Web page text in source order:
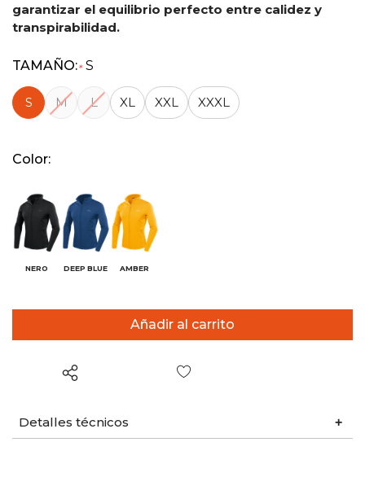
garantizar el equilibrio perfecto entre calidez y
transpirabilidad.
TAMAÑO:* S
S M L XL XXL XXXL
Color:
NERO DEEP BLUE AMBER
Detalles técnicos